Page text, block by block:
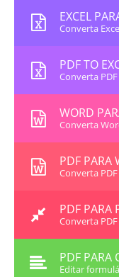
EXCEL
Converta
PDF TO
Converta
WORD
Converta
PDF PARA
Converta
PDF PARA
Converta
PDF PARA
Editar